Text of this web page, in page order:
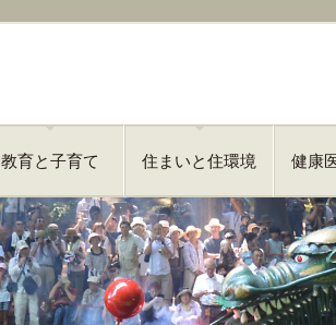
教育と子育て 住まいと住環境 健康